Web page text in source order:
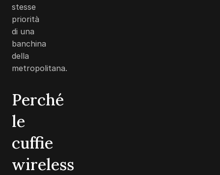
stesse
priorità
di una
banchina
della
metropolitana.
Perché
le
cuffie
wireless